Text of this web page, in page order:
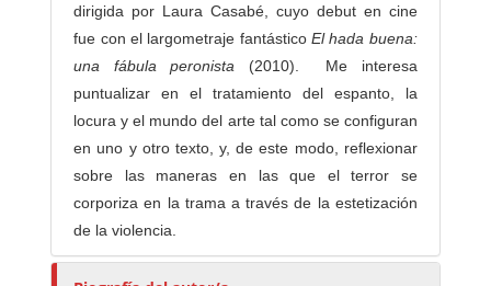
dirigida por Laura Casabé, cuyo debut en cine
fue con el largometraje fantásticoEl hada buena:
una fábula peronista (2010). Me interesa
puntualizar en el tratamiento del espanto, la
locura y el mundo del arte tal como se configuran
en uno y otro texto, y, de este modo, reflexionar
sobre las maneras en las que el terror se
corporiza en la trama a través de la estetización
de la violencia.